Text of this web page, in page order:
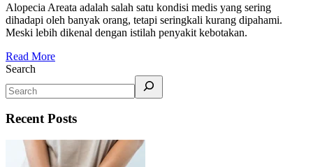
Alopecia Areata adalah salah satu kondisi medis yang sering
dihadapi oleh banyak orang, tetapi seringkali kurang dipahami.
Meski lebih dikenal dengan istilah penyakit kebotakan.
Read More
Search
Recent Posts